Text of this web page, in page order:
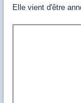
Elle vient d'être